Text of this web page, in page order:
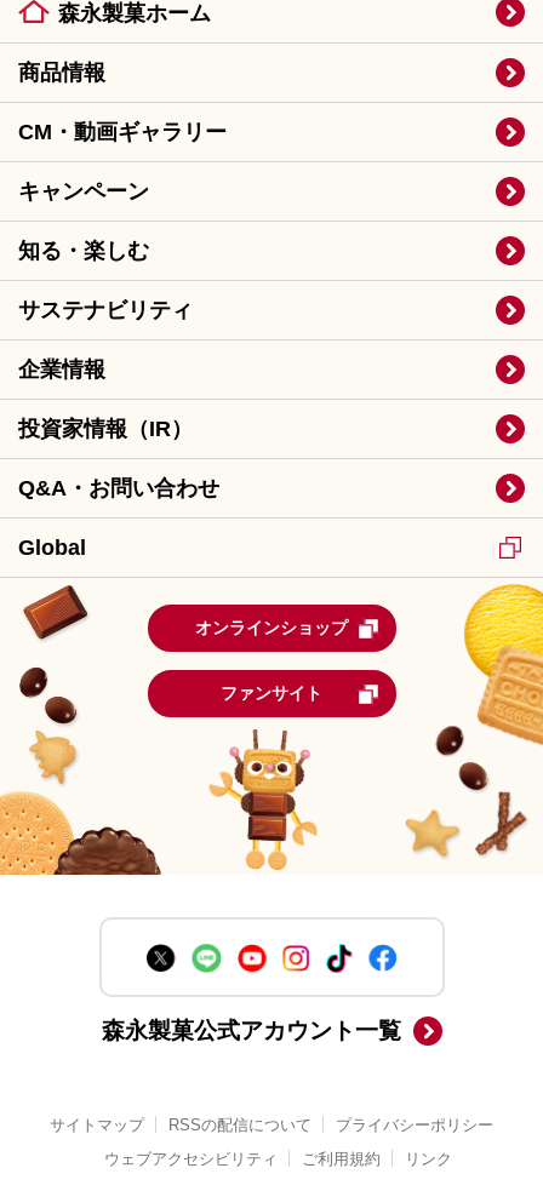
森永製菓ホーム
商品情報
CM・動画ギャラリー
キャンペーン
知る・楽しむ
サステナビリティ
企業情報
投資家情報（IR）
Q&A・お問い合わせ
Global
オンラインショップ
ファンサイト
森永製菓公式アカウント一覧
サイトマップ RSSの配信について
プライバシーポリシー
ウェブアクセシビリティ
ご利用規約 リンク